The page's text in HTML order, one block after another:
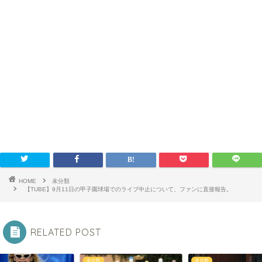
HOME
未分類
【TUBE】9月11日の甲子園球場でのライブ中止について、ファンに直接報告。
RELATED POST
未分類 未分類